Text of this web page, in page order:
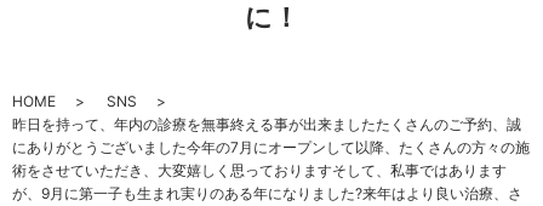
に！
HOME
SNS
昨日を持って、年内の診療を無事終える事が出来ましたたくさんのご予約、誠
にありがとうございました今年の7月にオープンして以降、たくさんの方々の施
術をさせていただき、大変嬉しく思っております️そして、私事ではあります
が、9月に第一子も生まれ実りのある年になりました?来年はより良い治療、さ